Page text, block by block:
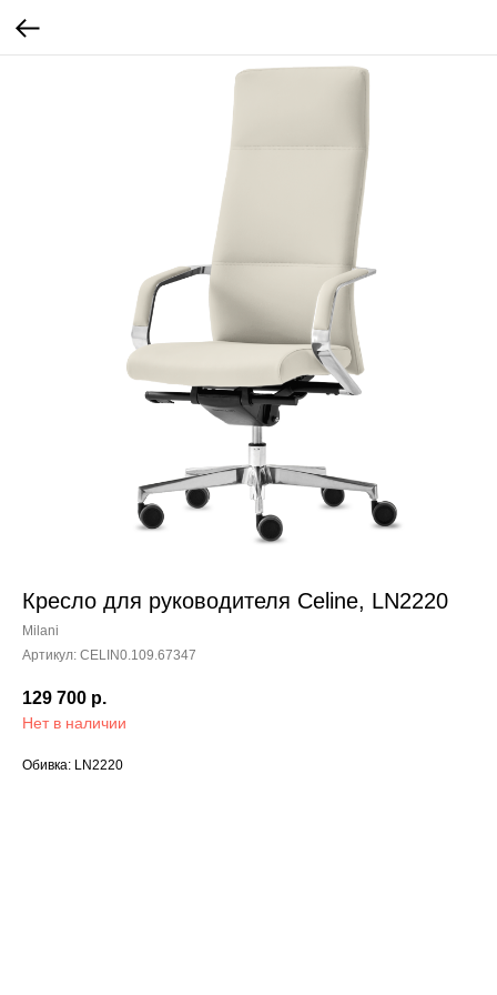
Кресло для руководителя Celine, LN2220
Milani
Артикул: CELIN0.109.67347
129 700 р.
Нет в наличии
Обивка: LN2220